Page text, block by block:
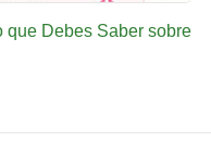
que Debes Saber sobre